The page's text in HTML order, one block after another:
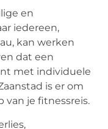
en
iedereen,
kan werken
dat een
met individuele
is er om
van je fitnessreis.